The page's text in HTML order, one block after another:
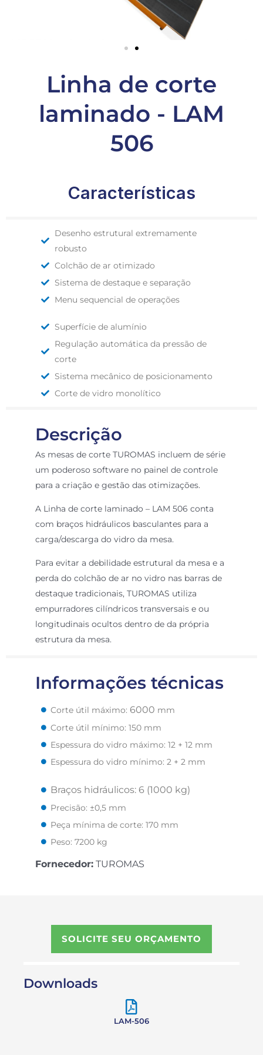
Linha de corte
laminado - LAM
506
Características
Desenho estrutural extremamente
robusto
Colchão de ar otimizado
Sistema de destaque e separação
Menu sequencial de operações
Superfície de alumínio
Regulação automática da pressão de
corte
Sistema mecânico de posicionamento
Corte de vidro monolítico
Descrição
As mesas de corte TUROMAS incluem de série
um poderoso software no painel de controle
para a criação e gestão das otimizações.
A Linha de corte laminado – LAM 506 conta
com braços hidráulicos basculantes para a
carga/descarga do vidro da mesa.
Para evitar a debilidade estrutural da mesa e a
perda do colchão de ar no vidro nas barras de
destaque tradicionais, TUROMAS utiliza
empurradores cilíndricos transversais e ou
longitudinais ocultos dentro de da própria
estrutura da mesa.
Informações técnicas
Corte útil máximo: 6000 mm
Corte útil mínimo: 150 mm
Espessura do vidro máximo: 12 + 12 mm
Espessura do vidro mínimo: 2 + 2 mm
Braços hidráulicos: 6 (1000 kg)
Precisão: ±0,5 mm
Peça mínima de corte: 170 mm
Peso: 7200 kg
Fornecedor: TUROMAS
SOLICITE SEU ORÇAMENTO
Downloads
LAM-506